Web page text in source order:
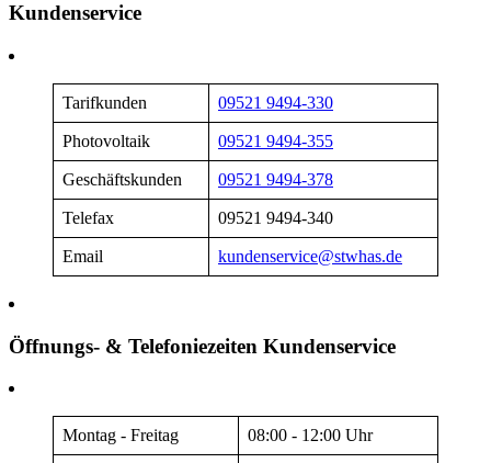
Kundenservice
Tarifkunden 09521 9494-330
Photovoltaik 09521 9494-355
Geschäftskunden 09521 9494-378
Telefax 09521 9494-340
Email kundenservice@stwhas.de
Öffnungs- & Telefoniezeiten Kundenservice
Montag - Freitag 08:00 - 12:00 Uhr